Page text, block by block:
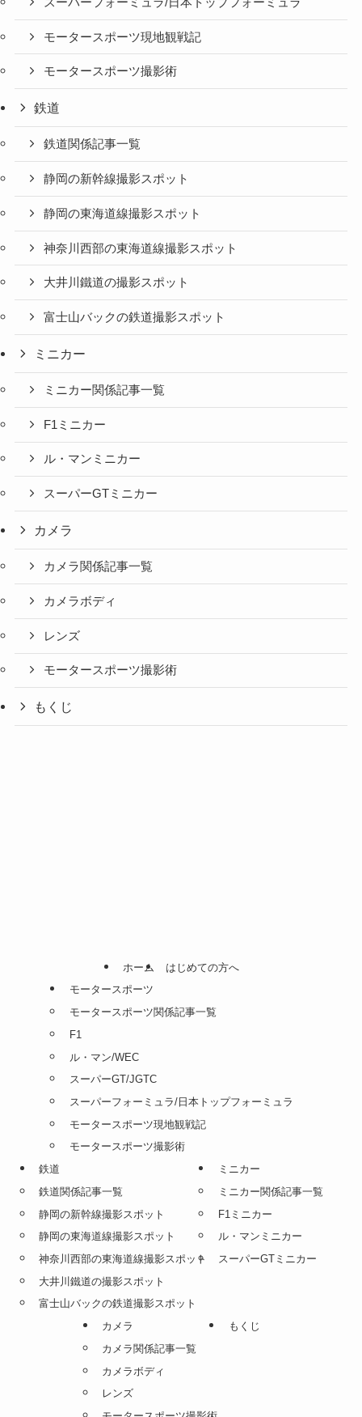
モータースポーツ現地観戦記
モータースポーツ撮影術
鉄道
鉄道関係記事一覧
静岡の新幹線撮影スポット
静岡の東海道線撮影スポット
神奈川西部の東海道線撮影スポット
大井川鐵道の撮影スポット
富士山バックの鉄道撮影スポット
ミニカー
ミニカー関係記事一覧
F1ミニカー
ル・マンミニカー
スーパーGTミニカー
カメラ
カメラ関係記事一覧
カメラボディ
レンズ
モータースポーツ撮影術
もくじ
ホーム
はじめての方へ
モータースポーツ
モータースポーツ関係記事一覧
F1
ル・マン/WEC
スーパーGT/JGTC
スーパーフォーミュラ/日本トップフォーミュラ
モータースポーツ現地観戦記
モータースポーツ撮影術
鉄道
鉄道関係記事一覧
静岡の新幹線撮影スポット
静岡の東海道線撮影スポット
神奈川西部の東海道線撮影スポット
大井川鐵道の撮影スポット
富士山バックの鉄道撮影スポット
ミニカー
ミニカー関係記事一覧
F1ミニカー
ル・マンミニカー
スーパーGTミニカー
カメラ
カメラ関係記事一覧
カメラボディ
レンズ
もくじ